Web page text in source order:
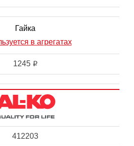
Гайка
в агрегатах
1245 i
412203